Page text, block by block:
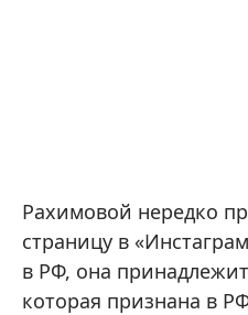
Рахимовой нередко
страницу в
в РФ, она
которая признана в